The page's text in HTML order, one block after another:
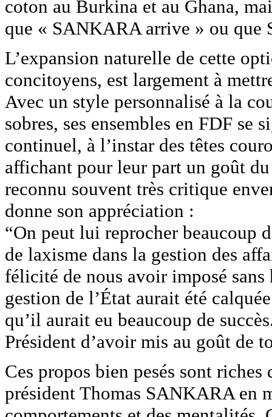
coton au Burkina et au Ghana,
que « SANKARA arrive » ou que
L’expansion naturelle de cette
concitoyens, est largement à
Avec un style personnalisé à la
sobres, ses ensembles en FDF se
continuel, à l’instar des têtes
affichant pour leur part un goût
reconnu souvent très critique
donne son appréciation :
“On peut lui reprocher beaucoup
de laxisme dans la gestion des
félicité de nous avoir imposé
gestion de l’État aurait été
qu’il aurait eu beaucoup de
Président d’avoir mis au goût de
Ces propos bien pesés sont
président Thomas SANKARA en